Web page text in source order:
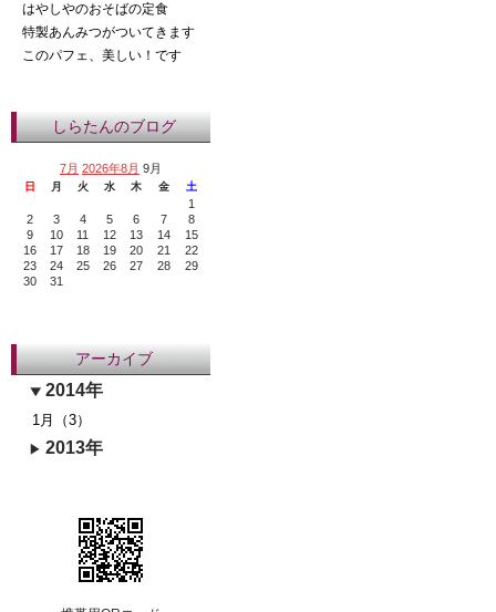
はやしやのおそばの定食
特製あんみつがついてきます
このパフェ、美しい！です
しらたんのブログ
7月 2026年8月 9月
日 月 火 水 木 金 土
1
2
3 4 5 6 7
8
9
10 11 12 13 14
15
16
17 18 19 20 21
22
23
24 25 26 27 28
29
30
31
アーカイブ
2014年
1月（3）
2013年